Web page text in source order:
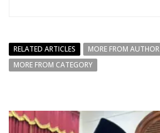
RELATED ARTICLES
MORE FROM AUTHOR
MORE FROM CATEGORY